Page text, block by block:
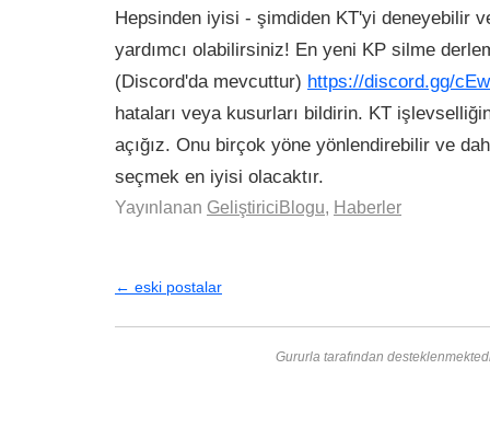
Hepsinden iyisi - şimdiden KT'yi deneyebilir
yardımcı olabilirsiniz! En yeni KP silme
(Discord'da mevcuttur) https://discord.gg/
hataları veya kusurları bildirin. KT
açığız. Onu birçok yöne yönlendirebilir ve
seçmek en iyisi olacaktır.
Yayınlanan GeliştiriciBlogu, Haberler
← eski postalar
Gururla tarafından